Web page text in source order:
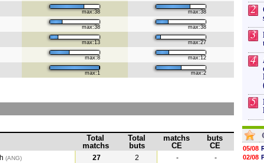
max:38 max:38
max:38 max:38
max:13 max:27
max:8 max:12
max:1 max:2
Total
matchs
Total
buts
matchs
CE
buts
CE
(ANG) 27 2 -
-
2
3
4
5
05/08
02/08